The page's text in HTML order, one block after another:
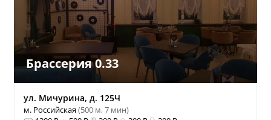
Брассерия 0.33
ул. Мичурина, д. 125Ч
м. Российская(500 м, 7 мин)